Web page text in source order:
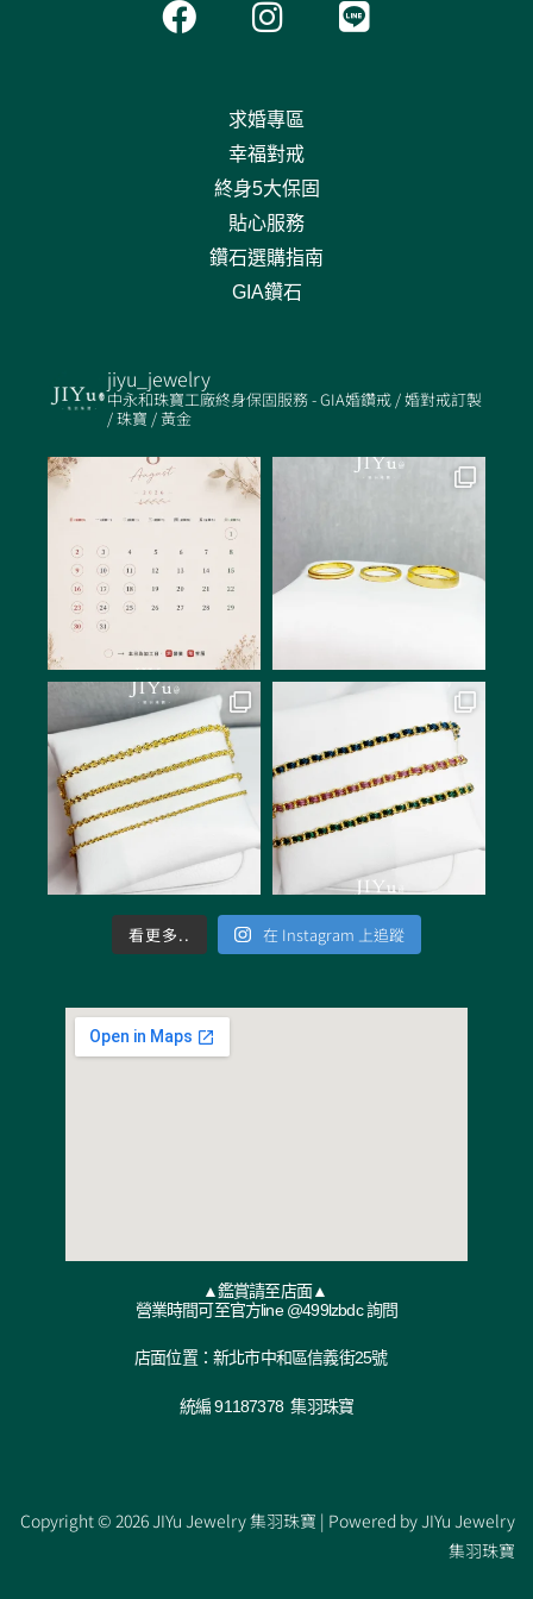
a n
a
g
r
a
m
i
求婚專區
幸福對戒
終身5大保固
貼心服務
鑽石選購指南
GIA鑽石
jiyu_jewelry
中永和珠寶工廠終身保固服務 - GIA婚鑽戒 / 婚對戒訂製
/ 珠寶 / 黃金
看更多.. 在 Instagram 上追蹤
▲鑑賞請至店面▲
營業時間可至官方line @499lzbdc 詢問
店面位置：新北市中和區信義街25號
統編 91187378 集羽珠寶
Copyright © 2026 JIYu Jewelry 集羽珠寶 | Powered by JIYu Jewelry
集羽珠寶